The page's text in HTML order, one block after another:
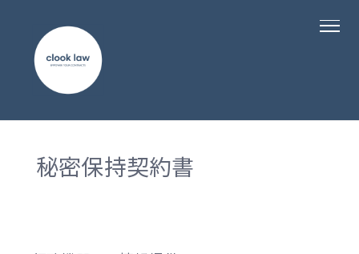
秘密保持契約書